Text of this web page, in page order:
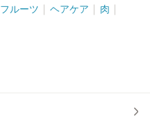
フルーツ ヘアケア 肉